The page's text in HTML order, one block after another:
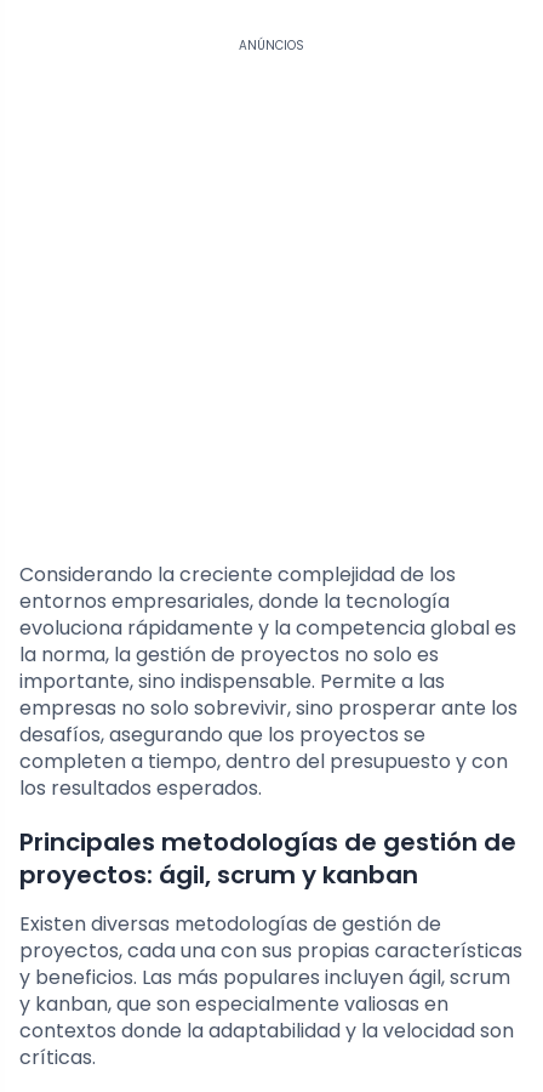
ANÚNCIOS
Considerando la creciente complejidad de los
entornos empresariales, donde la tecnología
evoluciona rápidamente y la competencia global es
la norma, la gestión de proyectos no solo es
importante, sino indispensable. Permite a las
empresas no solo sobrevivir, sino prosperar ante los
desafíos, asegurando que los proyectos se
completen a tiempo, dentro del presupuesto y con
los resultados esperados.
Principales metodologías de gestión de
proyectos: ágil, scrum y kanban
Existen diversas metodologías de gestión de
proyectos, cada una con sus propias características
y beneficios. Las más populares incluyen ágil, scrum
y kanban, que son especialmente valiosas en
contextos donde la adaptabilidad y la velocidad son
críticas.